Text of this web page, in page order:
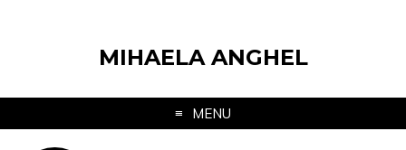
MIHAELA ANGHEL
MENU